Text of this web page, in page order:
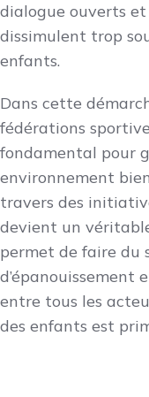
dialogue ouverts
dissimulent trop
enfants.
Dans cette
fédérations
fondamental pour
environnement
travers des
devient un
permet de faire du
d’épanouissement
entre tous les
des enfants est